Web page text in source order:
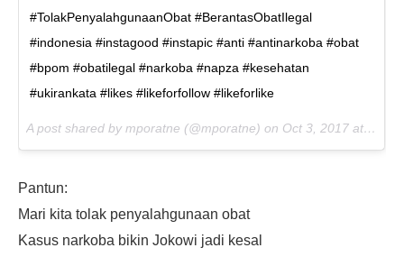
#TolakPenyalahgunaanObat #BerantasObatIlegal
#indonesia #instagood #instapic #anti #antinarkoba #obat
#bpom #obatilegal #narkoba #napza #kesehatan
#ukirankata #likes #likeforfollow #likeforlike
A post shared by mporatne (@mporatne) on Oct 3, 2017 at 2:01pm PDT
Pantun:
Mari kita tolak penyalahgunaan obat
Kasus narkoba bikin Jokowi jadi kesal